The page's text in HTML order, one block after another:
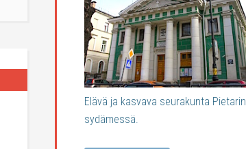
Elävä ja kasvava seurakunta Pietarin
sydämessä.